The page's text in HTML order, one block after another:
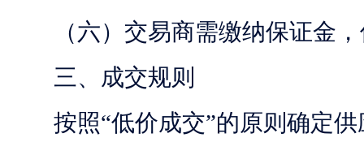
（六）交易商需缴纳保证金
三、成交规则
按照“低价成交”的原则确定